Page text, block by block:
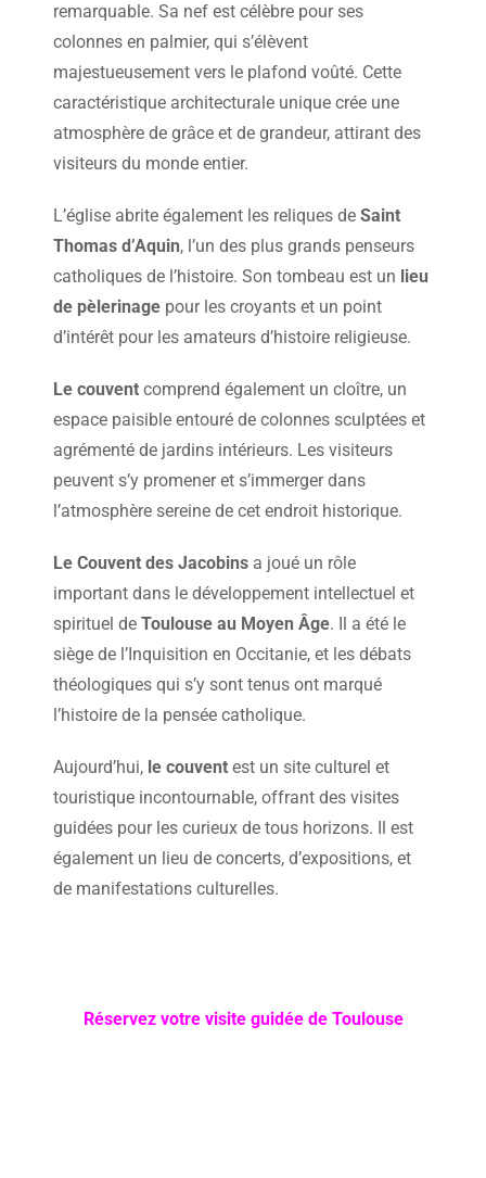
remarquable. Sa nef est célèbre pour ses
colonnes en palmier, qui s’élèvent
majestueusement vers le plafond voûté. Cette
caractéristique architecturale unique crée une
atmosphère de grâce et de grandeur, attirant des
visiteurs du monde entier.
L’église abrite également les reliques de Saint
Thomas d’Aquin, l’un des plus grands penseurs
catholiques de l’histoire. Son tombeau est un lieu
de pèlerinage pour les croyants et un point
d’intérêt pour les amateurs d’histoire religieuse.
Le couvent comprend également un cloître, un
espace paisible entouré de colonnes sculptées et
agrémenté de jardins intérieurs. Les visiteurs
peuvent s’y promener et s’immerger dans
l’atmosphère sereine de cet endroit historique.
Le Couvent des Jacobins a joué un rôle
important dans le développement intellectuel et
spirituel de Toulouse au Moyen Âge. Il a été le
siège de l’Inquisition en Occitanie, et les débats
théologiques qui s’y sont tenus ont marqué
l’histoire de la pensée catholique.
Aujourd’hui, le couvent est un site culturel et
touristique incontournable, offrant des visites
guidées pour les curieux de tous horizons. Il est
également un lieu de concerts, d’expositions, et
de manifestations culturelles.
Réservez votre visite guidée de Toulouse